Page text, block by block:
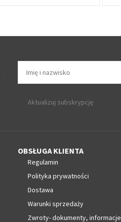
Aktualizuj subskrypcję
OBSŁUGA KLIENTA
Regulamin
Polityka prywatności
Dostawa
Warunki sprzedaży
Zwroty- dokumenty, informacje